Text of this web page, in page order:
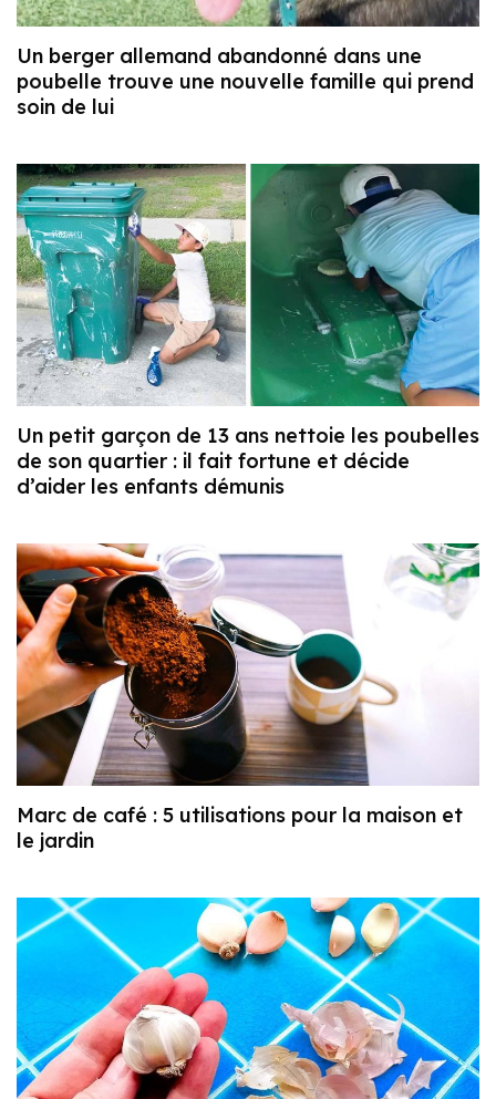
Un berger allemand abandonné dans une
poubelle trouve une nouvelle famille qui prend
soin de lui
Un petit garçon de 13 ans nettoie les poubelles
de son quartier : il fait fortune et décide
d’aider les enfants démunis
Marc de café : 5 utilisations pour la maison et
le jardin